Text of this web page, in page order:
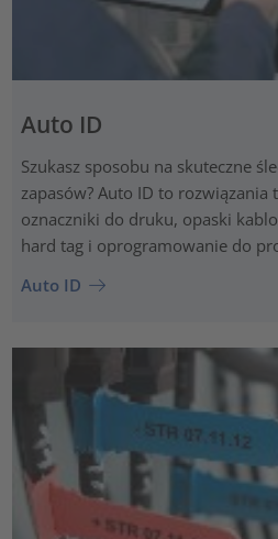
Auto ID
Szukasz sposobu na skuteczne
zapasów? Auto ID to rozwiązania
oznaczniki do druku, opaski
hard tag i oprogramowanie do
Auto ID